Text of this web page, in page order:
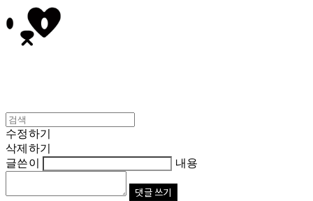
수정하기
삭제하기
글쓴이
내용
댓글 쓰기